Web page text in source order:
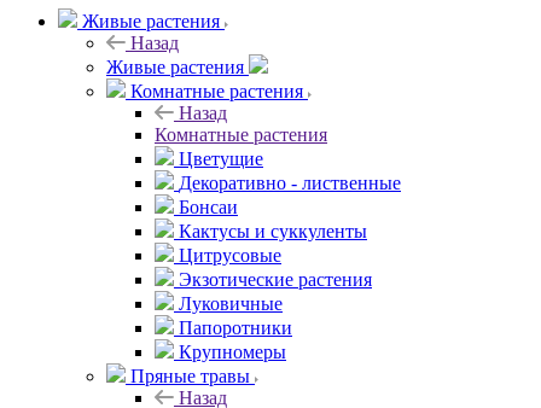
Живые растения
Назад
Живые растения
Комнатные растения
Назад
Комнатные растения
Цветущие
Декоративно - лиственные
Бонсаи
Кактусы и суккуленты
Цитрусовые
Экзотические растения
Луковичные
Папоротники
Крупномеры
Пряные травы
Назад